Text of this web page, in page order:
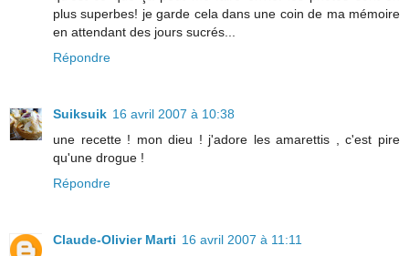
plus superbes! je garde cela dans une coin de ma mémoire
en attendant des jours sucrés...
Répondre
Suiksuik 16 avril 2007 à 10:38
une recette ! mon dieu ! j'adore les amarettis , c'est pire
qu'une drogue !
Répondre
Claude-Olivier Marti 16 avril 2007 à 11:11